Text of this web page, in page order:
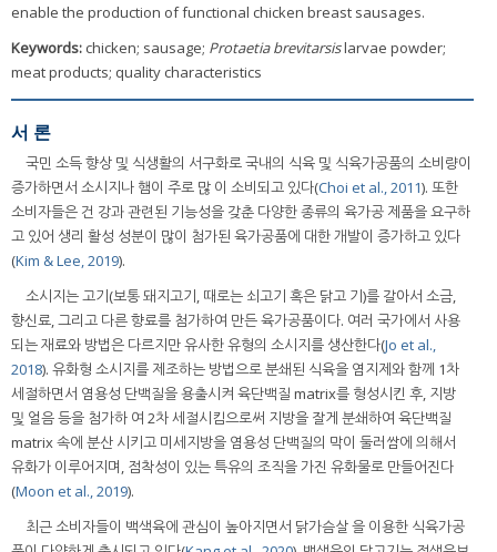
enable the production of functional chicken breast sausages.
Keywords: chicken; sausage; Protaetia brevitarsislarvae powder;
meat products; quality characteristics
서 론
국민 소득 향상 및 식생활의 서구화로 국내의 식육 및 식육가공품의 소비량이
증가하면서 소시지나 햄이 주로 많 이 소비되고 있다(Choi et al., 2011). 또한
소비자들은 건 강과 관련된 기능성을 갖춘 다양한 종류의 육가공 제품을 요구하
고 있어 생리 활성 성분이 많이 첨가된 육가공품에 대한 개발이 증가하고 있다
(Kim & Lee, 2019).
소시지는 고기(보통 돼지고기, 때로는 쇠고기 혹은 닭고 기)를 갈아서 소금,
향신료, 그리고 다른 향료를 첨가하여 만든 육가공품이다. 여러 국가에서 사용
되는 재료와 방법은 다르지만 유사한 유형의 소시지를 생산한다(Jo et al.,
2018). 유화형 소시지를 제조하는 방법으로 분쇄된 식육을 염지제와 함께 1차
세절하면서 염용성 단백질을 용출시켜 육단백질 matrix를 형성시킨 후, 지방
및 얼음 등을 첨가하 여 2차 세절시킴으로써 지방을 잘게 분쇄하여 육단백질
matrix 속에 분산 시키고 미세지방을 염용성 단백질의 막이 둘러쌈에 의해서
유화가 이루어지며, 점착성이 있는 특유의 조직을 가진 유화물로 만들어진다
(Moon et al., 2019).
최근 소비자들이 백색육에 관심이 높아지면서 닭가슴살 을 이용한 식육가공